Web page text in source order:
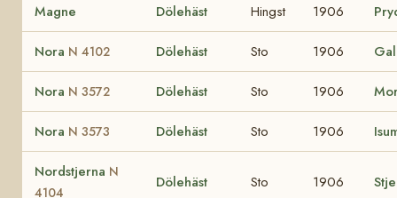
Magne Dölehäst Hingst 1906
Nora N 4102 Dölehäst Sto 1906
Nora N 3572 Dölehäst Sto 1906
Nora N 3573 Dölehäst Sto 1906
Nordstjerna N
4104
Dölehäst Sto 1906